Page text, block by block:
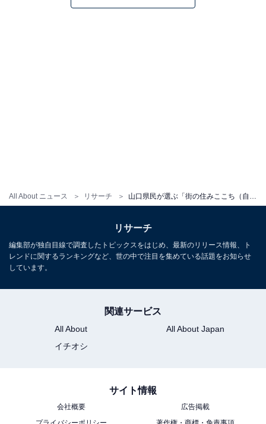
All About ニュース リサーチ
リサーチ
編集部が独自目線で調査したトピックスをはじめ、最新のリリース情報、ト
レンドに関するランキングなど、世の中で注目を集めている話題をお知らせ
しています。
関連サービス
All About
All About Japan
イチオシ
サイト情報
会社概要
広告掲載